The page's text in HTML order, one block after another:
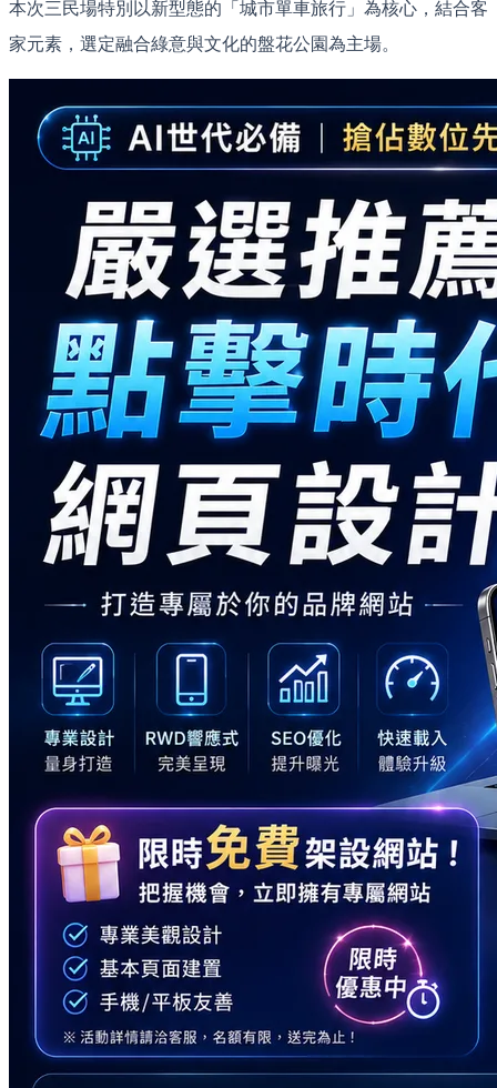
本次三民場特別以新型態的「城市單車旅行」為核心，結合客
家元素，選定融合綠意與文化的盤花公園為主場。